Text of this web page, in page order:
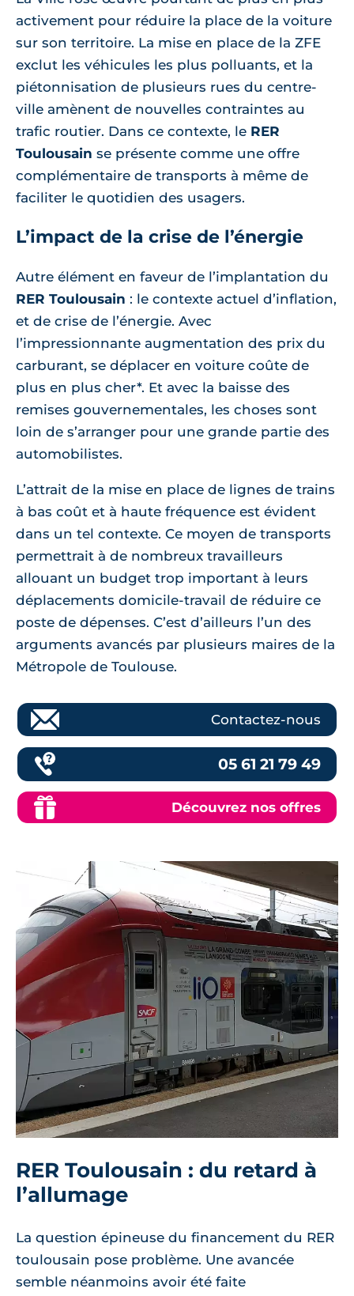
activement pour réduire la place de la voiture
sur son territoire. La mise en place de la ZFE
exclut les véhicules les plus polluants, et la
piétonnisation de plusieurs rues du centre-
ville amènent de nouvelles contraintes au
trafic routier. Dans ce contexte, le RER
Toulousain se présente comme une offre
complémentaire de transports à même de
faciliter le quotidien des usagers.
L’impact de la crise de l’énergie
Autre élément en faveur de l’implantation du
RER Toulousain : le contexte actuel d’inflation,
et de crise de l’énergie. Avec
l’impressionnante augmentation des prix du
carburant, se déplacer en voiture coûte de
plus en plus cher*. Et avec la baisse des
remises gouvernementales, les choses sont
loin de s’arranger pour une grande partie des
automobilistes.
L’attrait de la mise en place de lignes de trains
à bas coût et à haute fréquence est évident
dans un tel contexte. Ce moyen de transports
permettrait à de nombreux travailleurs
allouant un budget trop important à leurs
déplacements domicile-travail de réduire ce
poste de dépenses. C’est d’ailleurs l’un des
arguments avancés par plusieurs maires de la
Métropole de Toulouse.
Contactez-nous
05 61 21 79 49
Découvrez nos offres
RER Toulousain : du retard à
l’allumage
La question épineuse du financement du RER
toulousain pose problème. Une avancée
semble néanmoins avoir été faite